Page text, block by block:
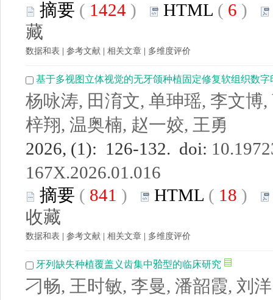
摘要 ( 1424 ) HTML ( 6 )
藏
数据和表 参考文献 相关文章 多维度评价
基于多视图立体视觉的无牙颌种植固定修复软组织数字
杨咏涛, 田淯文, 单珅瑶, 李文博
梓翔, 温奥楠, 赵一姣, 王勇
2026, (1): 126-132. doi:
167X.2026.01.016
摘要 ( 841 ) HTML ( 18 )
收藏
数据和表 参考文献 相关文章 多维度评价
牙列缺失种植覆盖义齿集中𬌗型的临床研究
刁畅, 王时敏, 李曼, 潘韶霞, 刘洋